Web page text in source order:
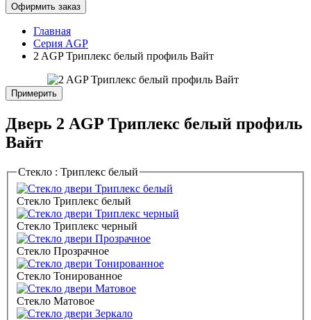
Офирмить заказ
Главная
Серия AGP
2 AGP Триплекс белый профиль Вайт
Примерить
Дверь 2 AGP Триплекс белый профиль
Вайт
Стекло : Триплекс белый
Стекло Триплекс белый
Стекло Триплекс черный
Стекло Прозрачное
Стекло Тонированное
Стекло Матовое